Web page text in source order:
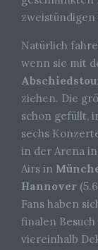
Natürlich
wenn sie mit
ziehen. Die
schon gefüllt,
sechs
in der Arena in
Airs in
Hannover
Fans haben
finalen
viereinhalb